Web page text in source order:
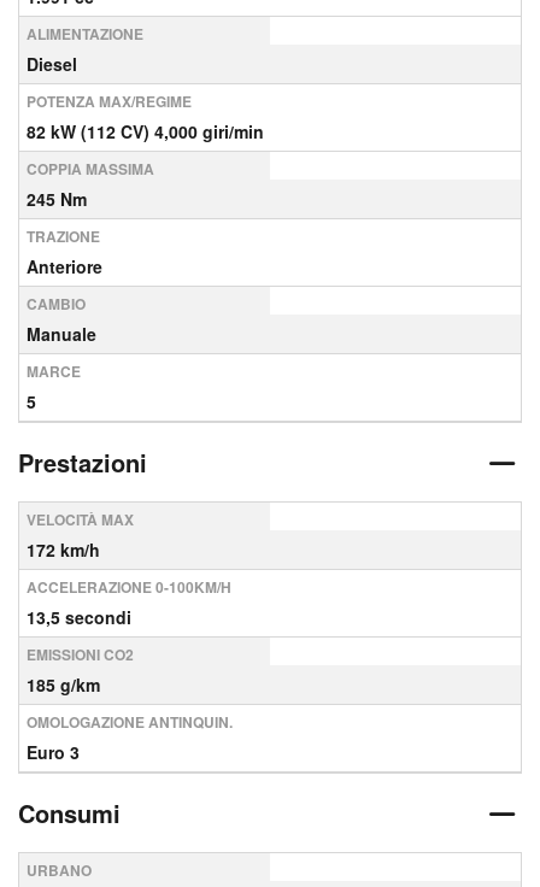
ALIMENTAZIONE
Diesel
POTENZA MAX/REGIME
82 kW (112 CV) 4,000 giri/min
COPPIA MASSIMA
245 Nm
TRAZIONE
Anteriore
CAMBIO
Manuale
MARCE
5
Prestazioni
VELOCITÀ MAX
172 km/h
ACCELERAZIONE 0-100KM/H
13,5 secondi
EMISSIONI CO2
185 g/km
OMOLOGAZIONE ANTINQUIN.
Euro 3
Consumi
URBANO